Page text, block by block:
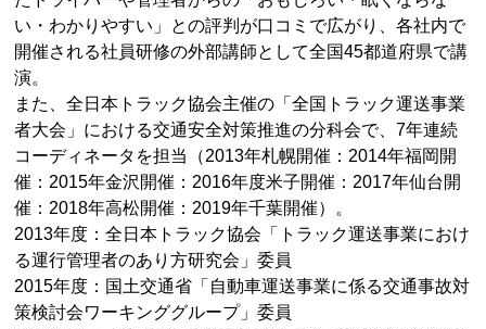
い・わかりやすい」との評判が口コミで広がり、各社内で
開催される社員研修の外部講師として全国45都道府県で講
演。
また、全日本トラック協会主催の「全国トラック運送事業
者大会」における交通安全対策推進の分科会で、7年連続
コーディネータを担当（2013年札幌開催：2014年福岡開
催：2015年金沢開催：2016年度米子開催：2017年仙台開
催：2018年高松開催：2019年千葉開催）。
2013年度：全日本トラック協会「トラック運送事業におけ
る運行管理者のあり方研究会」委員
2015年度：国土交通省「自動車運送事業に係る交通事故対
策検討会ワーキンググループ」委員